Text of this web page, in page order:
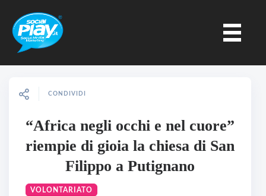
CONDIVIDI
“Africa negli occhi e nel cuore”
riempie di gioia la chiesa di San
Filippo a Putignano
VOLONTARIATO